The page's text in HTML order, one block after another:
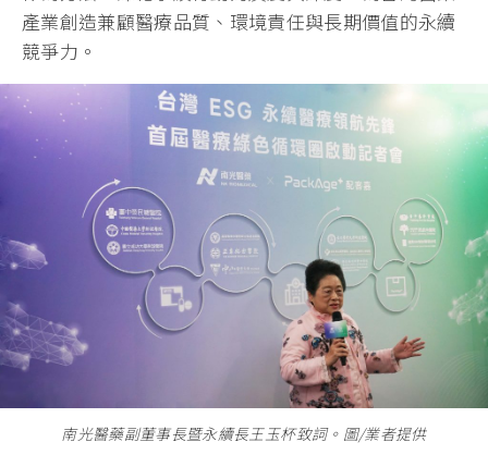
產業創造兼顧醫療品質、環境責任與長期價值的永續
競爭力。
南光醫藥副董事長暨永續長王玉杯致詞。圖/業者提供